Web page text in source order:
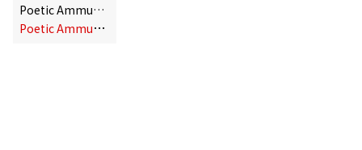
Poetic Ammunition
P
oetic Ammunition